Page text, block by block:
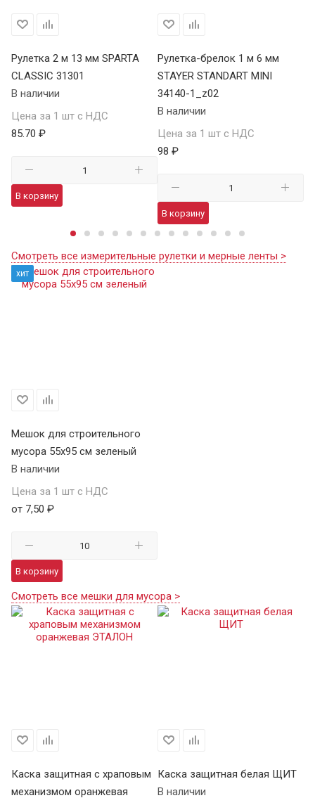
Рулетка 2 м 13 мм SPARTA
CLASSIC 31301
В наличии
Цена за 1 шт с НДС
85.70 ₽
В корзину
Рулетка-брелок 1 м 6 мм
STAYER STANDART MINI
34140-1_z02
В наличии
Цена за 1 шт с НДС
98 ₽
В корзину
Смотреть все измерительные рулетки и мерные ленты >
хит
Мешок для строительного
мусора 55х95 см зеленый
В наличии
Цена за 1 шт с НДС
от 7,50 ₽
В корзину
Смотреть все мешки для мусора >
Каска защитная с храповым
механизмом оранжевая
Каска защитная белая ЩИТ
В наличии